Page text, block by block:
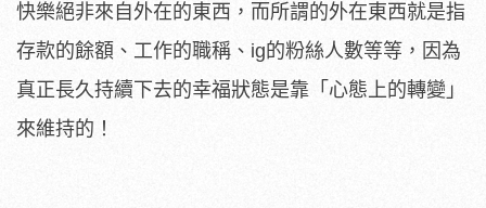
快樂絕非來自外在的東西，而所謂的外在東西就是指
存款的餘額、工作的職稱、ig的粉絲人數等等，因為
真正長久持續下去的幸福狀態是靠「心態上的轉變」
來維持的！